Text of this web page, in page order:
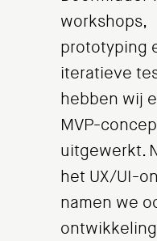
workshops,
prototyping
iteratieve
hebben wij
MVP-
uitgewerkt.
het UX/UI-
namen we